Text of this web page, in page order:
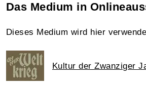
Das Medium in
Dieses Medium wird hier
Kultur der Zwanziger